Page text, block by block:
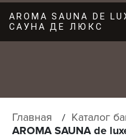
М
Е
AROMA SAUNA DE
САУНА ДЕ ЛЮКС
Главная
Каталог
AROMA SAUNA de